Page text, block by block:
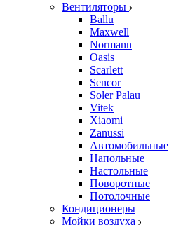
Вентиляторы
Ballu
Maxwell
Normann
Oasis
Scarlett
Sencor
Soler Palau
Vitek
Xiaomi
Zanussi
Автомобильные
Напольные
Настольные
Поворотные
Потолочные
Кондиционеры
Мойки воздуха